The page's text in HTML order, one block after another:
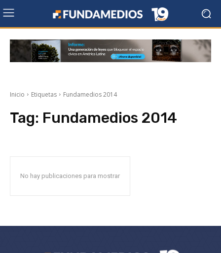
Inicio Etiquetas Fundamedios 2014
Tag: Fundamedios 2014
No hay publicaciones para mostrar